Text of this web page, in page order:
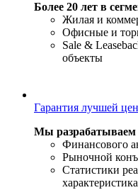
Более 20 лет в
Жилая и
Офисные и
Sale &
объекты
Гарантия лучшей
Мы разрабатываем
Финансового
Рыночной
Статистики